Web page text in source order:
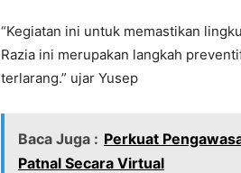
“Kegiatan ini untuk memastikan
Razia ini merupakan langkah
terlarang.” ujar Yusep
Baca Juga : Perkuat
Patnal Secara Virtual